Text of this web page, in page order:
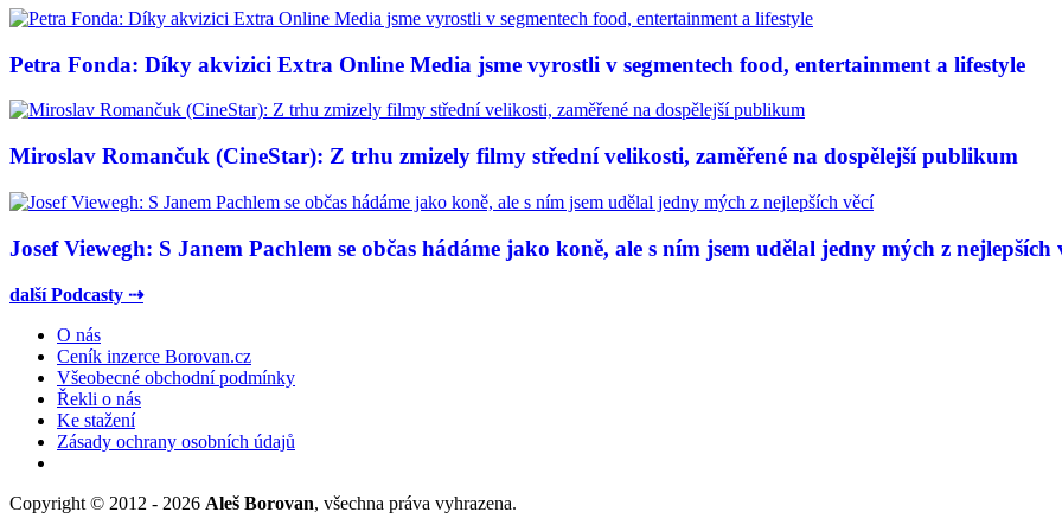
Petra Fonda: Díky akvizici Extra Online Media jsme vyrostli v segmentech food, entertainment a lifestyle
Miroslav Romančuk (CineStar): Z trhu zmizely filmy střední velikosti, zaměřené na dospělejší publikum
Josef Viewegh: S Janem Pachlem se občas hádáme jako koně, ale s ním jsem udělal jedny mých z nejlepších
další Podcasty ⇢
O nás
Ceník inzerce Borovan.cz
Všeobecné obchodní podmínky
Řekli o nás
Ke stažení
Zásady ochrany osobních údajů
Copyright © 2012 - 2026 Aleš Borovan, všechna práva vyhrazena.